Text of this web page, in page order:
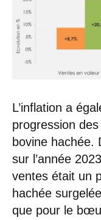
L’inflation a
progression
bovine hachée.
sur l’année
ventes était un
hachée
que pour le